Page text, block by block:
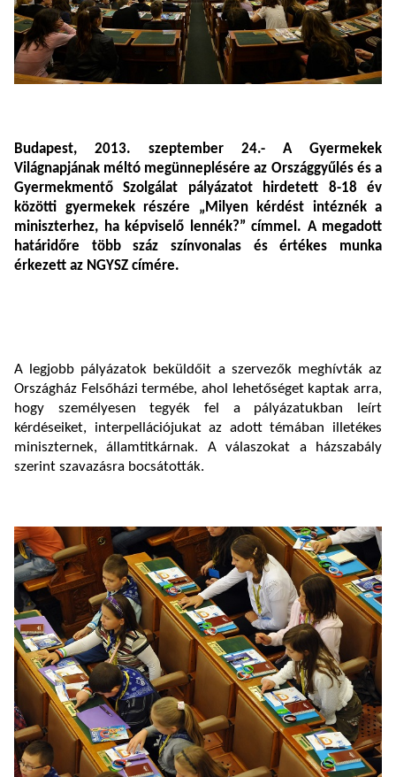
Budapest, 2013. szeptember 24.- A Gyermekek
Világnapjának méltó megünneplésére az Országgyűlés és a
Gyermekmentő Szolgálat pályázatot hirdetett 8-18 év
közötti gyermekek részére „Milyen kérdést intéznék a
miniszterhez, ha képviselő lennék?” címmel. A megadott
határidőre több száz színvonalas és értékes munka
érkezett az NGYSZ címére.
A legjobb pályázatok beküldőit a szervezők meghívták az
Országház Felsőházi termébe, ahol lehetőséget kaptak arra,
hogy személyesen tegyék fel a pályázatukban leírt
kérdéseiket, interpellációjukat az adott témában illetékes
miniszternek, államtitkárnak. A válaszokat a házszabály
szerint szavazásra bocsátották.